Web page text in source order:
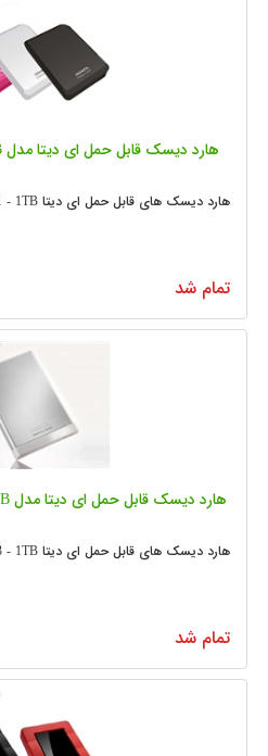
هارد دیسک قابل حمل ای دیتا مدل Adata portable CH11 - 1TB
هارد دیسک های قابل حمل ای دیتا CH11 - 1TB
تمام شد
هارد دیسک قابل حمل ای دیتا مدل ADATA portable NH13 - 1TB
هارد دیسک های قابل حمل ای دیتا NH13 - 1TB
تمام شد